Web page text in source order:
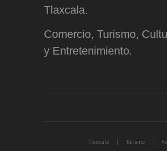
Tlaxcala.
Comercio, Turismo,
y Entretenimiento.
Tlaxcala Turismo